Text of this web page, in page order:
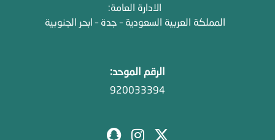
الادارة العامة:
المملكة العربية السعودية – جدة – ابحر الجنوبية
الرقم الموحد:
920033394